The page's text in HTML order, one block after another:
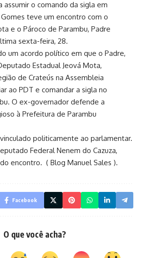
assumir o comando da sigla em
teve um encontro com o
e o Pároco de Parambu, Padre
sexta-feira, 28.
um acordo político em que o Padre,
Estadual Jeová Mota,
de Crateús na Assembleia
ao PDT e comandar a sigla no
O ex-governador defende a
à Prefeitura de Parambu
politicamente ao parlamentar.
Federal Nenem do Cazuza,
encontro. ( Blog Manuel Sales ).
Facebook
O que você acha?